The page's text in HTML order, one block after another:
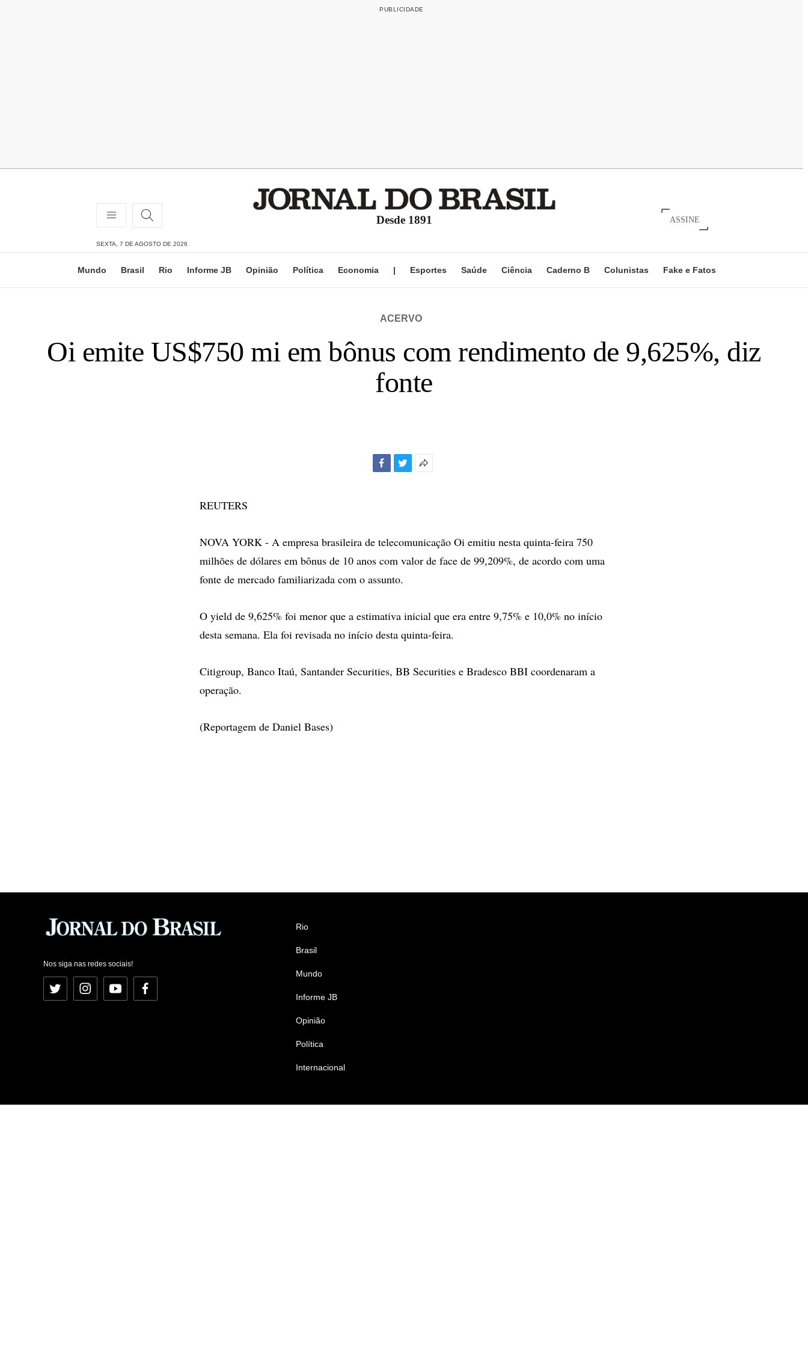
Desde 1891 ASSINE
SEXTA, 7 DE AGOSTO DE 2026
Mundo Brasil Rio Informe JB Opinião Política Economia | Esportes Saúde Ciência Caderno B Colunistas Fake e Fatos
ACERVO
Oi emite US$750 mi em bônus com rendimento de 9,625%, diz
fonte
REUTERS
NOVA YORK - A empresa brasileira de telecomunicação Oi emitiu nesta quinta-feira 750
milhões de dólares em bônus de 10 anos com valor de face de 99,209%, de acordo com uma
fonte de mercado familiarizada com o assunto.
O yield de 9,625% foi menor que a estimativa inicial que era entre 9,75% e 10,0% no início
desta semana. Ela foi revisada no início desta quinta-feira.
Citigroup, Banco Itaú, Santander Securities, BB Securities e Bradesco BBI coordenaram a
operação.
(Reportagem de Daniel Bases)
Nos siga nas redes sociais!
Twitter InstagramYouTubeFacebook
Rio
Brasil
Mundo
Informe JB
Opinião
Política
Internacional